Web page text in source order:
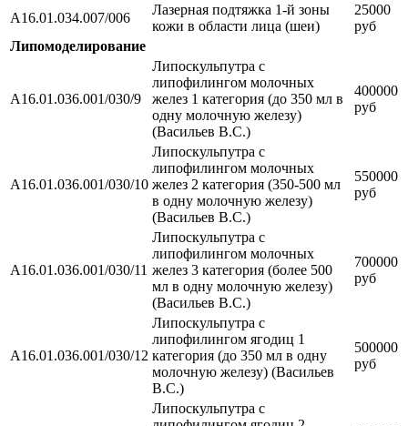
A16.01.034.007/006
Лазерная подтяжка 1-й зоны
кожи в области лица (шеи)
25000
руб
Липомоделирование
А16.01.036.001/030/9
Липоскульпутра с
липофилингом молочных
желез 1 категория (до 350 мл в
одну молочную железу)
(Васильев В.С.)
400000
руб
А16.01.036.001/030/10
Липоскульпутра с
липофилингом молочных
желез 2 категория (350-500 мл
в одну молочную железу)
(Васильев В.С.)
550000
руб
А16.01.036.001/030/11
Липоскульпутра с
липофилингом молочных
желез 3 категория (более 500
мл в одну молочную железу)
(Васильев В.С.)
700000
руб
А16.01.036.001/030/12
Липоскульпутра с
липофилингом ягодиц 1
категория (до 350 мл в одну
молочную железу) (Васильев
В.С.)
500000
руб
Липоскульпутра с